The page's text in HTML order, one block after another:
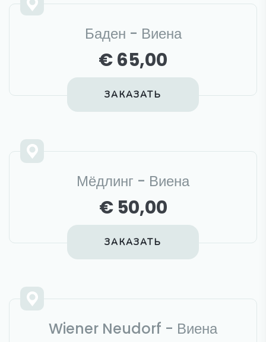
Баден - Виена
€ 65,00
ЗАКАЗАТЬ
Мёдлинг - Виена
€ 50,00
ЗАКАЗАТЬ
Wiener Neudorf - Виена